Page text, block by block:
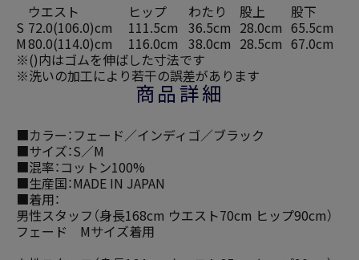
ウエスト ヒップ わたり 股上
股下
S 72.0(106.0)cm 111.5cm 36.5cm 28.0cm 65.5cm
M80.0(114.0)cm 116.0cm 38.0cm 28.5cm 67.0cm
※()内はゴムを伸ばした寸法です
※洗いの加工により若干の誤差があります
商品詳細
■カラー：フェード／インディゴ／ブラック
■サイズ：S／M
■混率：コットン100%
■生産国：MADE IN JAPAN
■着用：
男性スタッフ（身長168cm ウエスト70cm ヒップ90cm）
フェード Mサイズ着用